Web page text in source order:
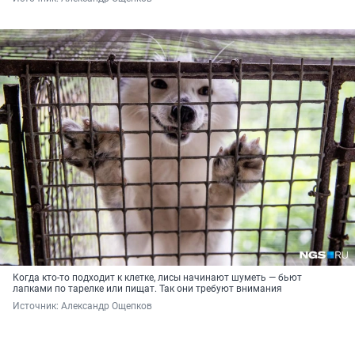
Когда кто-то подходит к клетке, лисы начинают шуметь — бьют
лапками по тарелке или пищат. Так они требуют внимания
Источник: Александр Ощепков